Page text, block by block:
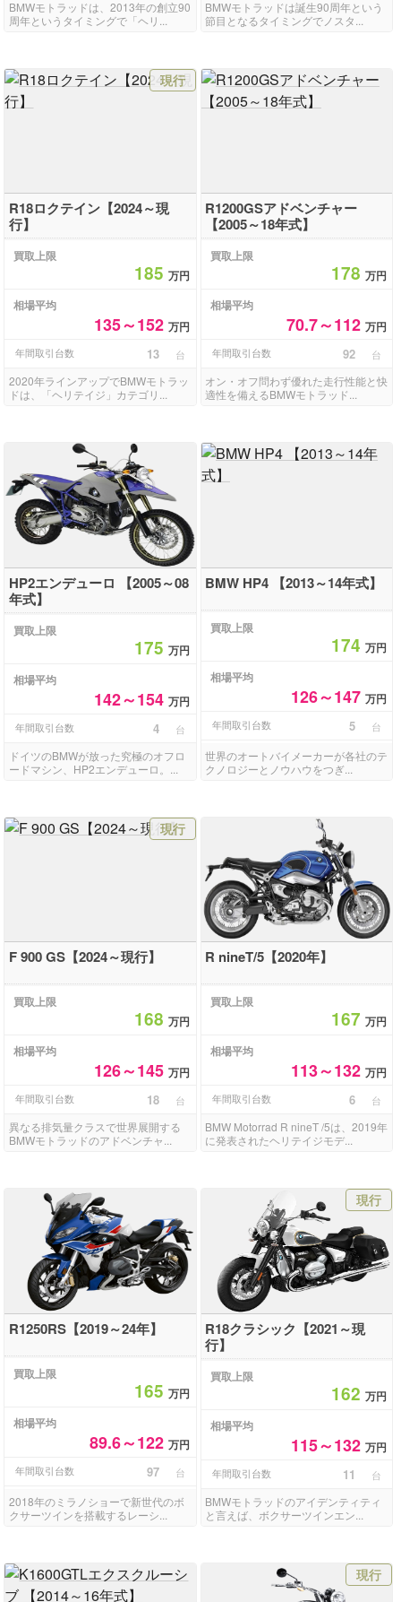
BMWモトラッドは、2013年の創立90
周年というタイミングで「ヘリ...
BMWモトラッドは誕生90周年という
節目となるタイミングでノスタ...
現行
R18ロクテイン【2024～現
行】
買取上限
185万円
相場平均
135～152万円
年間取引台数 13 台
2020年ラインアップでBMWモトラッ
ドは、「ヘリテイジ」カテゴリ...
R1200GSアドベンチャー
【2005～18年式】
買取上限
178 万円
相場平均
70.7～112 万円
年間取引台数 92 台
オン・オフ問わず優れた走行性能と快
適性を備えるBMWモトラッド...
HP2エンデューロ 【2005～08
年式】
買取上限
175万円
相場平均
142～154万円
年間取引台数 4 台
ドイツのBMWが放った究極のオフロ
ードマシン、HP2エンデューロ。...
BMW HP4 【2013～14年式】
買取上限
174 万円
相場平均
126～147 万円
年間取引台数 5 台
世界のオートバイメーカーが各社のテ
クノロジーとノウハウをつぎ...
現行
F 900 GS【2024～現行】
買取上限
168万円
相場平均
126～145万円
年間取引台数 18 台
異なる排気量クラスで世界展開する
BMWモトラッドのアドベンチャ...
R nineT/5【2020年】
買取上限
167 万円
相場平均
113～132 万円
年間取引台数 6 台
BMW Motorrad R nineT /5は、2019年
に発表されたヘリテイジモデ...
R1250RS【2019～24年】
買取上限
165万円
相場平均
89.6～122万円
年間取引台数 97 台
2018年のミラノショーで新世代のボ
クサーツインを搭載するレーシ...
現行
R18クラシック【2021～現
行】
買取上限
162 万円
相場平均
115～132 万円
年間取引台数 11 台
BMWモトラッドのアイデンティティ
と言えば、ボクサーツインエン...
現行